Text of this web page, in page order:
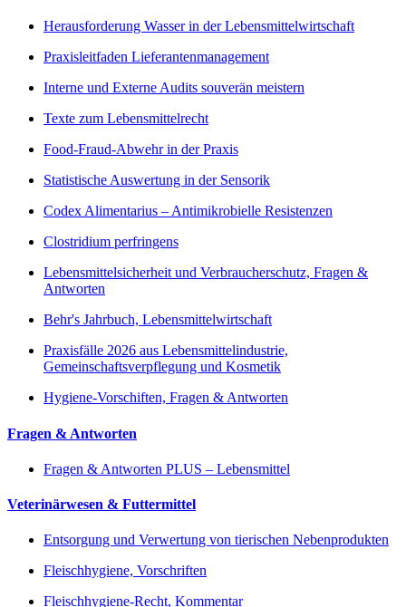
Herausforderung Wasser in der Lebensmittelwirtschaft
Praxisleitfaden Lieferantenmanagement
Interne und Externe Audits souverän meistern
Texte zum Lebensmittelrecht
Food-Fraud-Abwehr in der Praxis
Statistische Auswertung in der Sensorik
Codex Alimentarius – Antimikrobielle Resistenzen
Clostridium perfringens
Lebensmittelsicherheit und Verbraucherschutz, Fragen &
Antworten
Behr's Jahrbuch, Lebensmittelwirtschaft
Praxisfälle 2026 aus Lebensmittelindustrie,
Gemeinschaftsverpflegung und Kosmetik
Hygiene-Vorschiften, Fragen & Antworten
Fragen & Antworten
Fragen & Antworten PLUS – Lebensmittel
Veterinärwesen & Futtermittel
Entsorgung und Verwertung von tierischen Nebenprodukten
Fleischhygiene, Vorschriften
Fleischhygiene-Recht, Kommentar